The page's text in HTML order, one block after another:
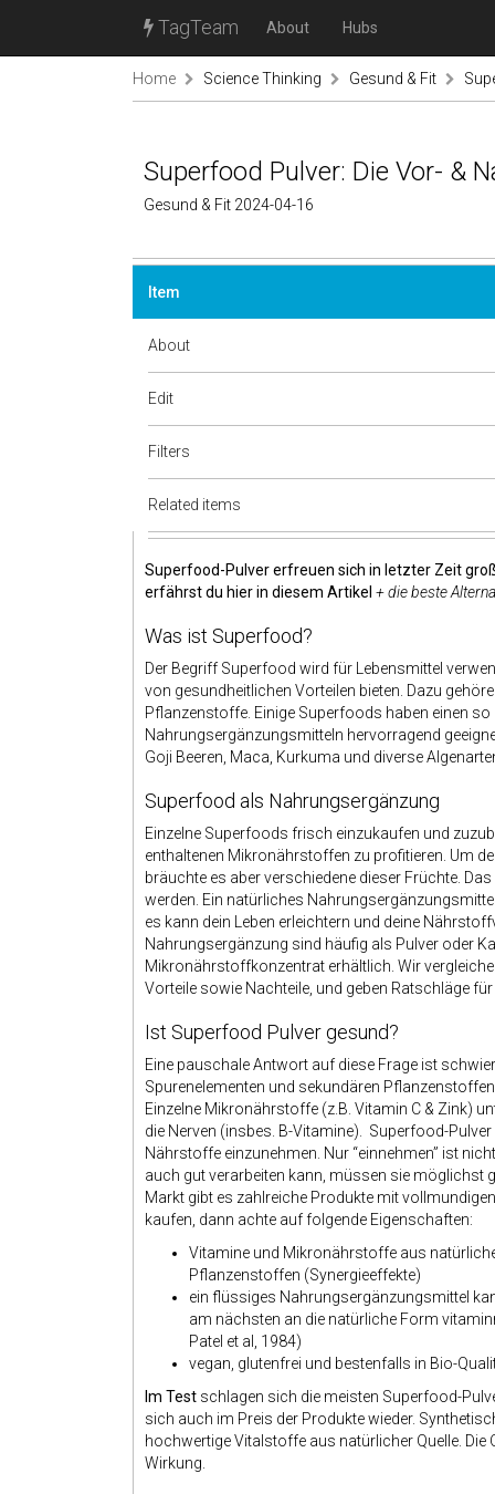
TagTeam About Hubs
Home Science Thinking Gesund & Fit
Superfood Pulver: Die Vor- &
Gesund & Fit 2024-04-16
Item
About
Edit
Filters
Related items
Superfood-Pulver erfreuen sich in letzter Zeit
erfährst du hier in diesem Artikel + die beste
Was ist Superfood?
Der Begriff Superfood wird für Lebensmittel
von gesundheitlichen Vorteilen bieten. Dazu
Pflanzenstoffe. Einige Superfoods haben einen
Nahrungsergänzungsmitteln hervorragend
Goji Beeren, Maca, Kurkuma und diverse
Superfood als Nahrungsergänzung
Einzelne Superfoods frisch einzukaufen und
enthaltenen Mikronährstoffen zu profitieren. Um
bräuchte es aber verschiedene dieser Früchte.
werden. Ein natürliches
es kann dein Leben erleichtern und deine
Nahrungsergänzung sind häufig als Pulver oder
Mikronährstoffkonzentrat erhältlich. Wir
Vorteile sowie Nachteile, und geben Ratschläge
Ist Superfood Pulver gesund?
Eine pauschale Antwort auf diese Frage ist
Spurenelementen und sekundären
Einzelne Mikronährstoffe (z.B. Vitamin C & Zink)
die Nerven (insbes. B-Vitamine). Superfood-
Nährstoffe einzunehmen. Nur “einnehmen” ist
auch gut verarbeiten kann, müssen sie möglichst
Markt gibt es zahlreiche Produkte mit
kaufen, dann achte auf folgende Eigenschaften:
Vitamine und Mikronährstoffe aus
Pflanzenstoffen (Synergieeffekte)
ein flüssiges Nahrungsergänzungsmittel
am nächsten an die natürliche Form
Patel et al, 1984)
vegan, glutenfrei und bestenfalls in Bio-
Im Test schlagen sich die meisten Superfood-
sich auch im Preis der Produkte wieder.
hochwertige Vitalstoffe aus natürlicher Quelle.
Wirkung.